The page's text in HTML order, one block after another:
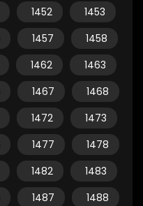
1452
1453
1457
1458
1462
1463
1467
1468
1472
1473
1477
1478
1482
1483
1487
1488